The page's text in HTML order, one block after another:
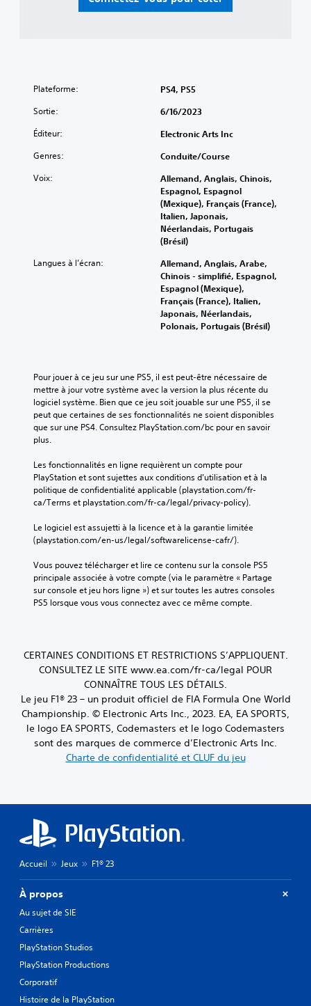
Plateforme: PS4, PS5
Sortie: 6/16/2023
Éditeur: Electronic Arts Inc
Genres: Conduite/course
Voix:
Allemand, Anglais, Chinois,
Espagnol, Espagnol
(Mexique), Français (France),
Italien, Japonais,
Néerlandais, Portugais
(Brésil)
Langues à l’écran:
Allemand, Anglais, Arabe,
Chinois - simplifié, Espagnol,
Espagnol (Mexique),
Français (France), Italien,
Japonais, Néerlandais,
Polonais, Portugais (Brésil)
Pour jouer à ce jeu sur une PS5, il est peut-être nécessaire de
mettre à jour votre système avec la version la plus récente du
logiciel système. Bien que ce jeu soit jouable sur une PS5, il se
peut que certaines de ses fonctionnalités ne soient disponibles
que sur une PS4. Consultez PlayStation.com/bc pour en savoir
plus.
Les fonctionnalités en ligne requièrent un compte pour
PlayStation et sont sujettes aux conditions d’utilisation et à la
politique de confidentialité applicable (playstation.com/fr-
ca/Terms et playstation.com/fr-ca/legal/privacy-policy).
Le logiciel est assujetti à la licence et à la garantie limitée
(playstation.com/en-us/legal/softwarelicense-cafr/).
Vous pouvez télécharger et lire ce contenu sur la console PS5
principale associée à votre compte (via le paramètre « Partage
sur console et jeu hors ligne ») et sur toutes les autres consoles
PS5 lorsque vous vous connectez avec ce même compte.
CERTAINES CONDITIONS ET RESTRICTIONS S’APPLIQUENT.
CONSULTEZ LE SITE www.ea.com/fr-ca/legal POUR
CONNAÎTRE TOUS LES DÉTAILS.
Le jeu F1® 23 – un produit officiel de FIA Formula One World
Championship. © Electronic Arts Inc., 2023. EA, EA SPORTS,
le logo EA SPORTS, Codemasters et le logo Codemasters
sont des marques de commerce d’Electronic Arts Inc.
Charte de confidentialité et CLUF du jeu
Accueil Jeux F1® 23
À propos
Au sujet de SIE
Carrières
PlayStation Studios
PlayStation Productions
Corporatif
Histoire de la PlayStation